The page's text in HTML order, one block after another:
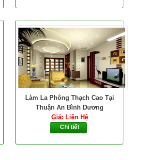
Làm La Phông Thạch Cao Tại
Thuận An Bình Dương
Giá: Liên Hệ
Chi tiết